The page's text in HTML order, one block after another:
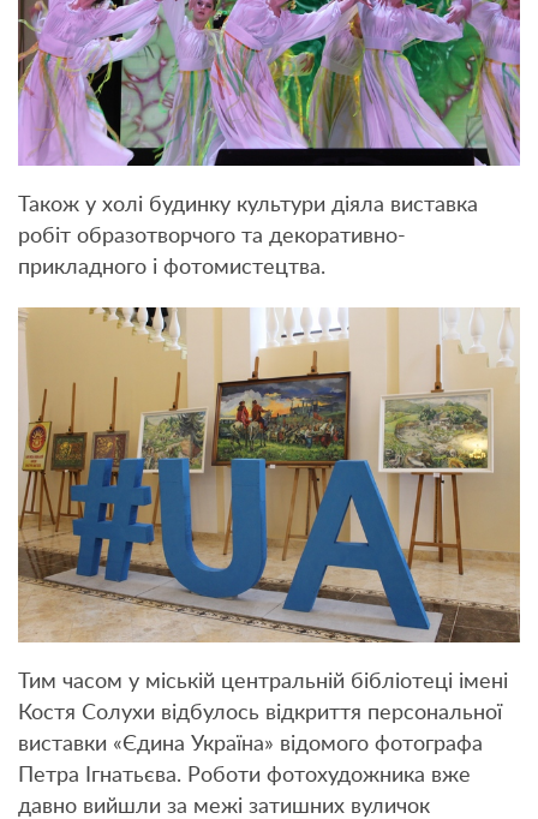
Також у холі будинку культури діяла виставка
робіт образотворчого та декоративно-
прикладного і фотомистецтва.
Тим часом у міській центральній бібліотеці імені
Костя Солухи відбулось відкриття персональної
виставки «Єдина Україна» відомого фотографа
Петра Ігнатьєва. Роботи фотохудожника вже
давно вийшли за межі затишних вуличок